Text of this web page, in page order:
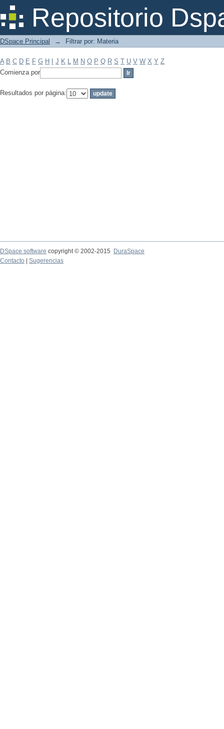
Repositorio
Filtrar por: Materia
DSpace Principal → Filtrar por: Materia
A B C D E F G H J K L M N O P Q R S T U V W X Y Z
Comienza por
Resultados por página:
DSpace software copyright © 2002-2015
DuraSpace
Contacto
Sugerencias